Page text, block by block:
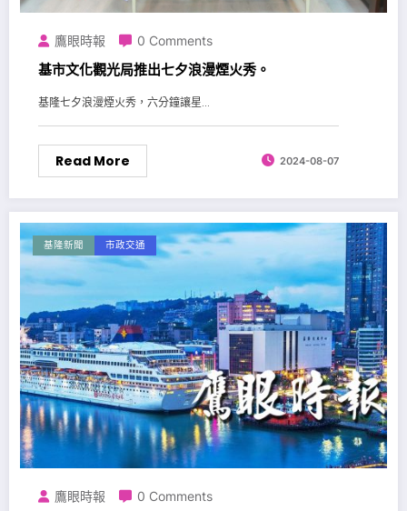
鷹眼時報 0 Comments
基市文化觀光局推出七夕浪漫煙火秀。
基隆七夕浪漫煙火秀，六分鐘讓星...
Read More 2024-08-07
基隆新聞 市政交通
鷹眼時報 0 Comments